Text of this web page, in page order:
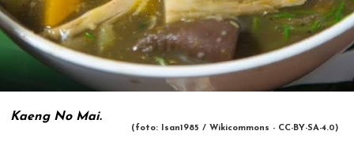
Kaeng No Mai.
(foto: Isan1985 / Wikicommons - CC-BY-SA-4.0)